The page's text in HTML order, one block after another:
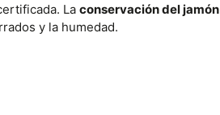
La conservación del jamón
y la humedad.